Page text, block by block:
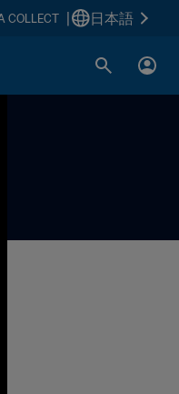
COLLECT 日本語